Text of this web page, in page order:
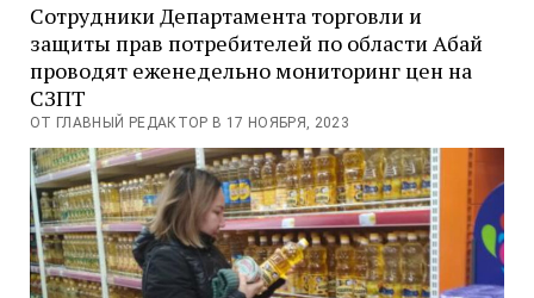
Сотрудники Департамента торговли и
защиты прав потребителей по области Абай
проводят еженедельно мониторинг цен на
СЗПТ
ОТ ГЛАВНЫЙ РЕДАКТОР В 17 НОЯБРЯ, 2023